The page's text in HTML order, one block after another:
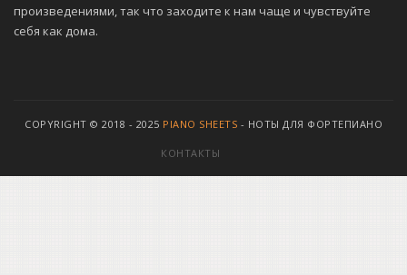
произведениями, так что заходите к нам чаще и чувствуйте
себя как дома.
COPYRIGHT © 2018 - 2025 PIANO SHEETS - НОТЫ ДЛЯ ФОРТЕПИАНО
КОНТАКТЫ